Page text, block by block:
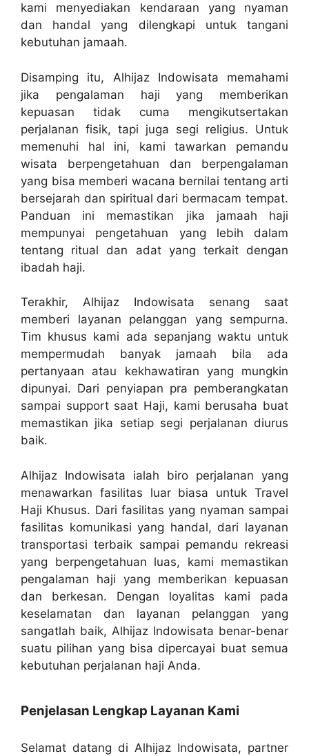
kami menyediakan kendaraan yang nyaman
dan handal yang dilengkapi untuk tangani
kebutuhan jamaah.
Disamping itu, Alhijaz Indowisata memahami
jika pengalaman haji yang memberikan
kepuasan tidak cuma mengikutsertakan
perjalanan fisik, tapi juga segi religius. Untuk
memenuhi hal ini, kami tawarkan pemandu
wisata berpengetahuan dan berpengalaman
yang bisa memberi wacana bernilai tentang arti
bersejarah dan spiritual dari bermacam tempat.
Panduan ini memastikan jika jamaah haji
mempunyai pengetahuan yang lebih dalam
tentang ritual dan adat yang terkait dengan
ibadah haji.
Terakhir, Alhijaz Indowisata senang saat
memberi layanan pelanggan yang sempurna.
Tim khusus kami ada sepanjang waktu untuk
mempermudah banyak jamaah bila ada
pertanyaan atau kekhawatiran yang mungkin
dipunyai. Dari penyiapan pra pemberangkatan
sampai support saat Haji, kami berusaha buat
memastikan jika setiap segi perjalanan diurus
baik.
Alhijaz Indowisata ialah biro perjalanan yang
menawarkan fasilitas luar biasa untuk Travel
Haji Khusus. Dari fasilitas yang nyaman sampai
fasilitas komunikasi yang handal, dari layanan
transportasi terbaik sampai pemandu rekreasi
yang berpengetahuan luas, kami memastikan
pengalaman haji yang memberikan kepuasan
dan berkesan. Dengan loyalitas kami pada
keselamatan dan layanan pelanggan yang
sangatlah baik, Alhijaz Indowisata benar-benar
suatu pilihan yang bisa dipercayai buat semua
kebutuhan perjalanan haji Anda.
Penjelasan Lengkap Layanan Kami
Selamat datang di Alhijaz Indowisata, partner